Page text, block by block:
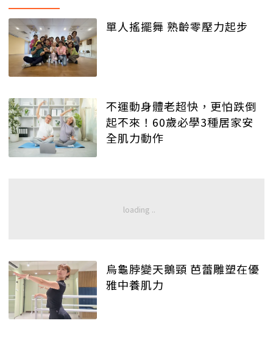
單人搖擺舞 熟齡零壓力起步
不運動身體老超快，更怕跌倒
起不來！60歲必學3種居家安
全肌力動作
烏龜脖變天鵝頸 芭蕾雕塑在優
雅中養肌力